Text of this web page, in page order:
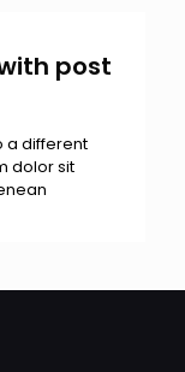
post
a different
dolor sit